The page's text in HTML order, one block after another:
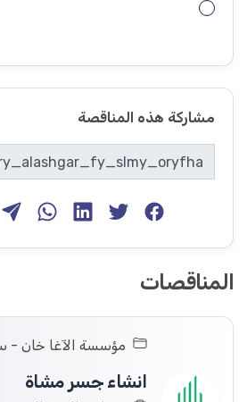
تقديم عرض السعر…
مشاركة هذه المناقصة
المناقصات
مؤسسة الآغا خان -
انشاء جسر مشاة